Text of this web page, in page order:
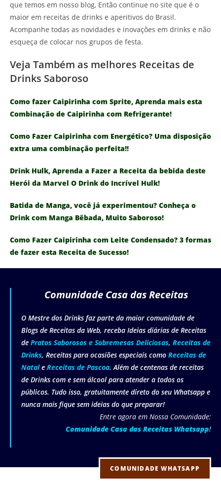
que temos em nosso blog, Então continue no site que é o
maior em receitas de drinks e aperitivos do Brasil.
Acompanhe todas as novidades e inovações em drinks e não
esqueça de colocar nos grupos de festa.
Veja Também as melhores Receitas de
Drinks Saboroso
Como fazer Caipirinha com Sprite, Aprenda mais esta
Combinação de Caipirinha com Refrigerante!
Como Fazer Caipirinha com Energético? Uma disposição
extra uma combinação perfeita!!
Drink Hulk, Aprenda a Fazer a Receita da bebida deste
Herói da Marvel O Drink do Incrível Hulk!
Batida de Manga, você já experimentou? Conheça o
Drink com Manga Bêbada, Muito Saboroso!
Como Fazer Caipirinha com Leite Condensado? 3 formas
de fazer esta Receita de Sucesso!
Comunidade Casa das Receitas
O Mestre dos Drinks faz parte da maior comunidade de
Blogs de Receitas da Web, receba Ideias diárias de Receitas
de Pratos Saborosos e Sobremesas Deliciosas, Receitas de
Drinks, Receitas para ocasiões especiais como Receitas de
Natale Receitas de Pascoa. Além de centenas de receitas
de Drinks com e sem álcool para atender a todos os
públicos. Tudo isso, gratuitamente direto do seu Whatsapp e
nunca mais fique sem ideias do que preparar!
Entre agora em Nossa Comunidade:
Comunidade Casa das Receitas Whatsapp!
COMUNIDADE WHATSAPP